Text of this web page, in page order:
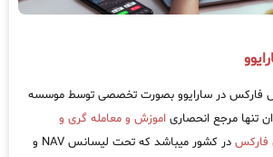
فارکس در سارایوو بصورت تخصصی توسط موسسه
تنها مرجع انحصاری اموزش و معامله گری و
فارکس
در کشور میباشد که تحت لیسانس NAV و